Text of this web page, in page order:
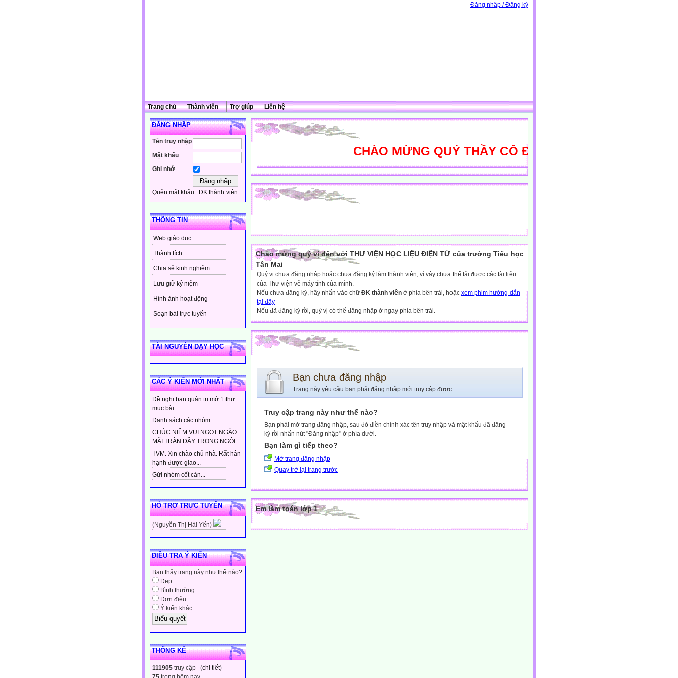
Đăng nhập / Đăng ký
Trang chủ Thành viên Trợ giúp Liên hệ
ĐĂNG NHẬP
Tên truy nhập
Mật khẩu
Ghi nhớ
Quên mật khẩu ĐK thành viên
THÔNG TIN
Web giáo dục
Thành tích
Chia sẻ kinh nghiệm
Lưu giữ kỷ niệm
Hình ảnh hoạt động
Soạn bài trực tuyến
TÀI NGUYÊN DẠY HỌC
CÁC Ý KIẾN MỚI NHẤT
Đề nghị ban quản trị mở 1 thư
mục bài...
Danh sách các nhóm...
CHÚC NIỀM VUI NGỌT NGÀO
MÃI TRÀN ĐẦY TRONG NGÔI...
TVM. Xin chào chủ nhà. Rất hân
hạnh được giao...
Gửi nhóm cốt cán...
HỖ TRỢ TRỰC TUYẾN
(Nguyễn Thị Hải Yến)
ĐIỀU TRA Ý KIẾN
Bạn thấy trang này như thế nào?
Đẹp
Bình thường
Đơn điệu
Ý kiến khác
THỐNG KÊ
111905 truy cập (chi tiết)
CHÀO MỪNG QUÝ THẦY CÔ ĐẾN VỚI THƯ VIỆN HỌC
Chào mừng quý vị đến với THƯ VIỆN HỌC LIỆU ĐIỆN TỬ của trường Tiểu học
Tân Mai
Quý vị chưa đăng nhập hoặc chưa đăng ký làm thành viên, vì vậy chưa thể tải được các tài liệu
của Thư viện về máy tính của mình.
Nếu chưa đăng ký, hãy nhấn vào chữ ĐK thành viên ở phía bên trái, hoặc xem phim hướng dẫn
tại đây
Nếu đã đăng ký rồi, quý vị có thể đăng nhập ở ngay phía bên trái.
Bạn chưa đăng nhập
Trang này yêu cầu bạn phải đăng nhập mới truy cập được.
Truy cập trang này như thế nào?
Bạn phải mở trang đăng nhập, sau đó điền chính xác tên truy nhập và mật khẩu đã đăng
ký rồi nhấn nút "Đăng nhập" ở phía dưới.
Bạn làm gì tiếp theo?
Mở trang đăng nhập
Quay trở lại trang trước
Em làm toán lớp 1